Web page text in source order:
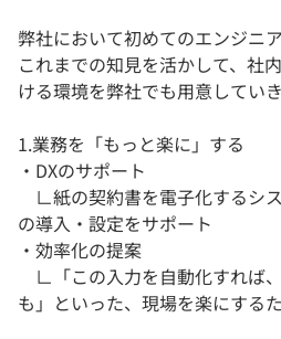
弊社において初めてのエンジニ
これまでの知見を活かして、社
ける環境を弊社でも用意していき
1.業務を「もっと楽に」する
・DXのサポート
∟紙の契約書を電子化するシ
の導入・設定をサポート
・効率化の提案
∟「この入力を自動化すれば
も」といった、現場を楽にする